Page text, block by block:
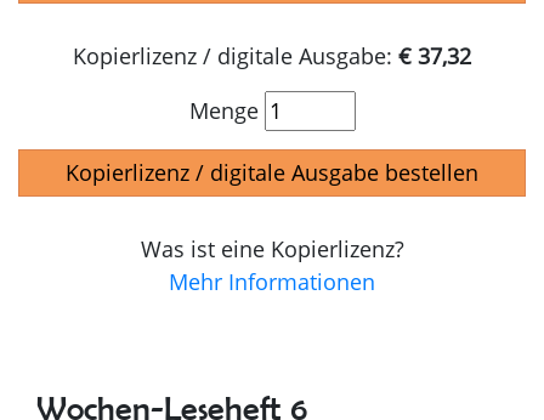
Kopierlizenz / digitale Ausgabe: € 37,32
Menge
Kopierlizenz / digitale Ausgabe bestellen
Was ist eine Kopierlizenz?
Mehr Informationen
Wochen-Leseheft 6